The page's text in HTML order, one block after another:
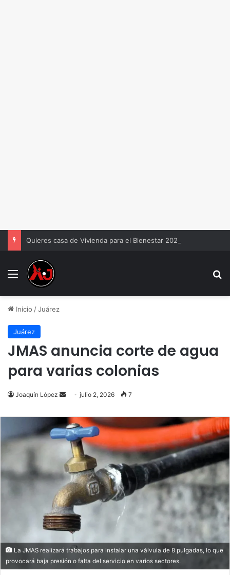
Quieres casa de Vivienda para el Bienestar 2026
Menu
Inicio /Juárez
Juárez
JMAS anuncia corte de agua
para varias colonias
Joaquín López
Send
email
julio 2, 2026 7
La JMAS realizará trabajos para instalar una válvula de 8 pulgadas, lo que
provocará baja presión o falta del servicio en varios sectores.